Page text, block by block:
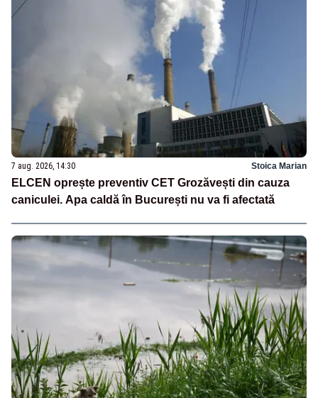
7 aug. 2026, 14:30 Stoica Marian
ELCEN oprește preventiv CET Grozăvești din cauza
caniculei. Apa caldă în București nu va fi afectată